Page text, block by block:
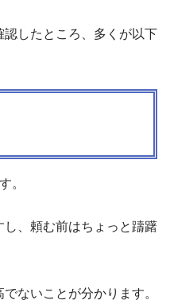
したところ、多くが以下
。
し、頼む前はちょっと躊躇
ないことが分かります。